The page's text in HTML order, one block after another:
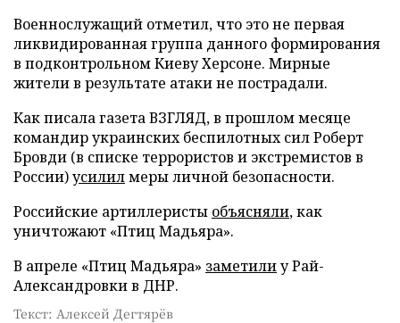
Военнослужащий отметил, что это не первая
ликвидированная группа данного формирования
в подконтрольном Киеву Херсоне. Мирные
жители в результате атаки не пострадали.
Как писала газета ВЗГЛЯД, в прошлом месяце
командир украинских беспилотных сил Роберт
Бровди (в списке террористов и экстремистов в
России)усилилмеры личной безопасности.
Российские артиллеристы объясняли, как
уничтожают «Птиц Мадьяра».
В апреле «Птиц Мадьяра» заметилиу Рай-
Александровки в ДНР.
Текст: Алексей Дегтярёв